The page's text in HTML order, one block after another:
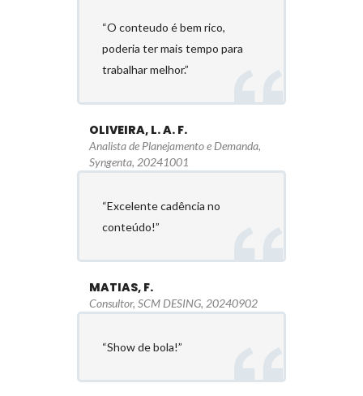
“O conteudo é bem rico,
poderia ter mais tempo para
trabalhar melhor.”
OLIVEIRA, L. A. F.
Analista de Planejamento e Demanda,
Syngenta, 20241001
“Excelente cadência no
conteúdo!”
MATIAS, F.
Consultor, SCM DESING, 20240902
“Show de bola!”